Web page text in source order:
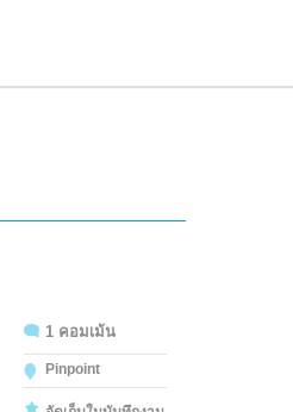
1 คอมเม้น
Pinpoint